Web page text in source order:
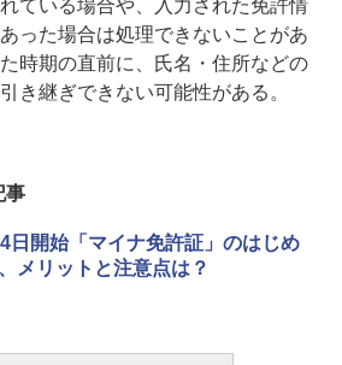
ている場合や、入力された免許情
った場合は処理できないことがあ
時期の直前に、氏名・住所などの
き継ぎできない可能性がある。
事
日開始「マイナ免許証」のはじめ
メリットと注意点は？